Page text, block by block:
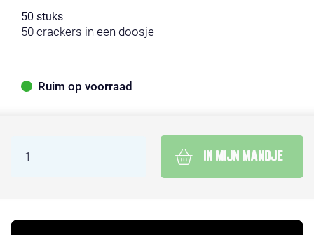
50 stuks
50 crackers in een doosje
Ruim op voorraad
IN MIJN MANDJE